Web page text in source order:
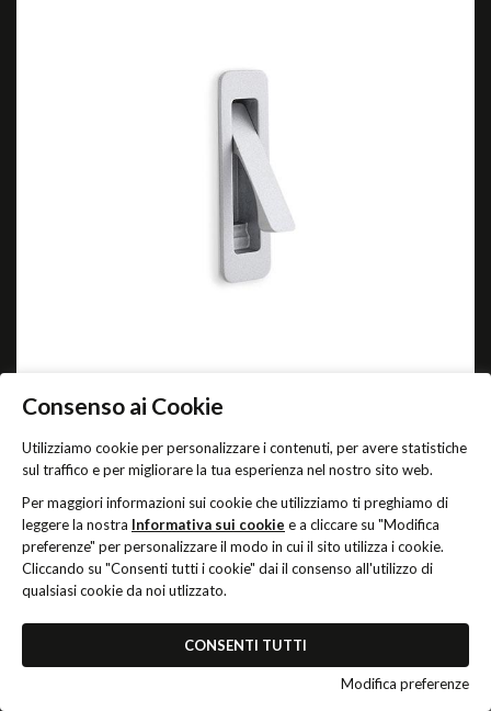
CLIP(DI SERIE)
Maniglia per anta scorrevole
FINITURE
Acciaio satinato
Consenso ai Cookie
Utilizziamo cookie per personalizzare i contenuti, per avere statistiche
sul traffico e per migliorare la tua esperienza nel nostro sito web.
Per maggiori informazioni sui cookie che utilizziamo ti preghiamo di
leggere la nostra Informativa sui cookie e a cliccare su "Modifica
preferenze" per personalizzare il modo in cui il sito utilizza i cookie.
Cliccando su "Consenti tutti i cookie" dai il consenso all'utilizzo di
qualsiasi cookie da noi utlizzato.
CONSENTI TUTTI
Modifica preferenze